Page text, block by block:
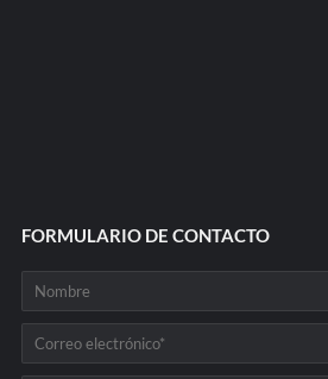
FORMULARIO DE CONTACTO